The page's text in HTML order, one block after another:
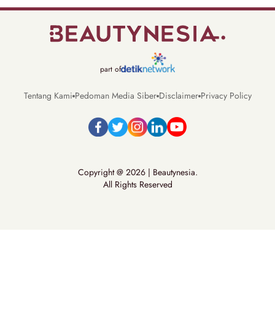
part of
Tentang Kami Pedoman Media Siber Disclaimer Privacy Policy
Copyright @ 2026 | Beautynesia.
All Rights Reserved